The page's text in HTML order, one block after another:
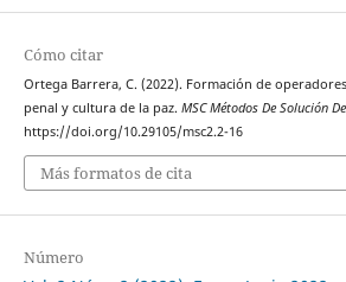
Cómo citar
Ortega Barrera, C. (2022). Formación de
penal y cultura de la paz. MSC Métodos De Solución
https://doi.org/10.29105/msc2.2-16
Más formatos de cita
Número